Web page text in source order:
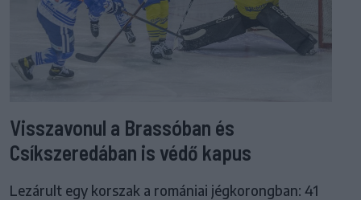
Visszavonul a Brassóban és
Csíkszeredában is védő kapus
Lezárult egy korszak a romániai jégkorongban: 41